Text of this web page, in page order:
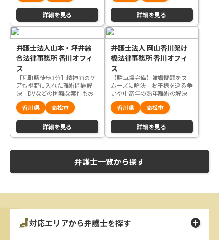
詳細を見る 詳細を見る
弁護士法人山本・坪井綜
合法律事務所 香川オフィ
ス
【瓦町駅徒歩3分】精神面のケ
アも視野に入れた離婚問題解
決｜DVなどの困難な案件もお
任せください
香川県 高松市
詳細を見る
弁護士法人 岡山香川架け
橋法律事務所 香川オフィ
ス
【駐車場完備】離婚問題をス
ムーズに解決｜お子様を巡る争
いや中高年の熟年離婚の解決
もお任せください
香川県 高松市
詳細を見る
弁護士一覧から探す
対応エリアから弁護士を探す